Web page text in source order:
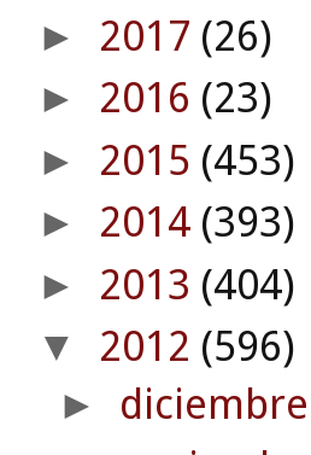
► 2017 (26)
► 2016 (23)
► 2015 (453)
► 2014 (393)
► 2013 (404)
▼ 2012 (596)
► diciembre